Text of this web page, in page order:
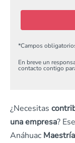
*Campos
En breve un
contacto contigo
¿Necesitas
una empresa?
Anáhuac